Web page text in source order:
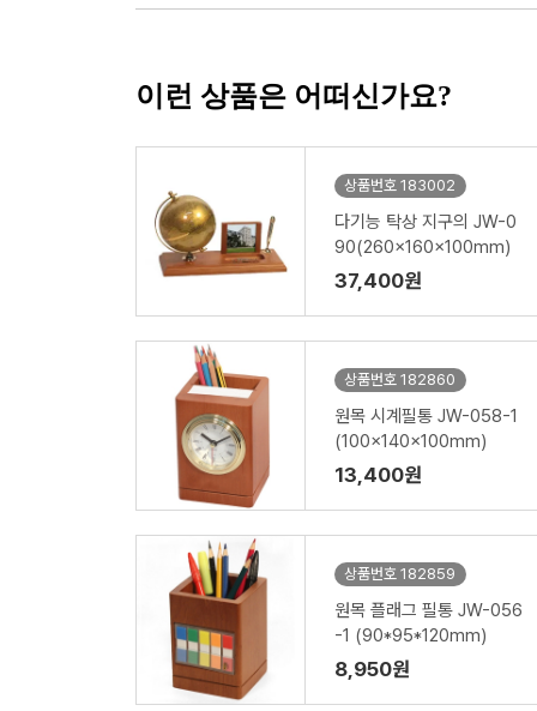
이런 상품은 어떠신가요?
상품번호 183002
다기능 탁상 지구의 JW-0
90(260x160x100mm)
37,400원
상품번호 182860
원목 시계필통 JW-058-1
(100x140x100mm)
13,400원
상품번호 182859
원목 플래그 필통 JW-056
-1 (90*95*120mm)
8,950원